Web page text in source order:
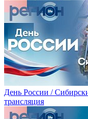
День России /
трансляция